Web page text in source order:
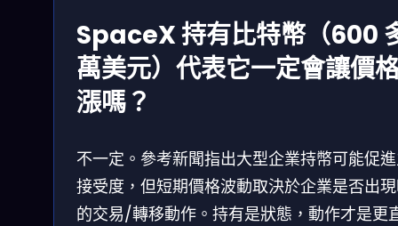
SpaceX 持有比特幣（600
萬美元）代表它一定會讓價
漲嗎？
不一定。參考新聞指出大型企業持幣可能促
接受度，但短期價格波動取決於企業是否出
的交易/轉移動作。持有是狀態，動作才是更